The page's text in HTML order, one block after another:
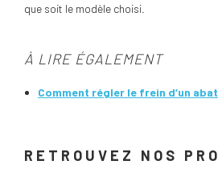
que soit le modèle choisi.
À LIRE ÉGALEMENT
Comment régler le frein d’un
RETROUVEZ NOS